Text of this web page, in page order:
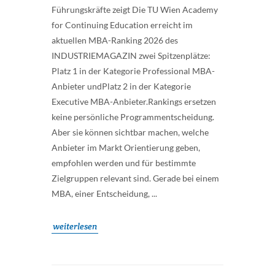
Führungskräfte zeigt Die TU Wien Academy
for Continuing Education erreicht im
aktuellen MBA-Ranking 2026 des
INDUSTRIEMAGAZIN zwei Spitzenplätze:
Platz 1 in der Kategorie Professional MBA-
Anbieter undPlatz 2 in der Kategorie
Executive MBA-Anbieter.Rankings ersetzen
keine persönliche Programmentscheidung.
Aber sie können sichtbar machen, welche
Anbieter im Markt Orientierung geben,
empfohlen werden und für bestimmte
Zielgruppen relevant sind. Gerade bei einem
MBA, einer Entscheidung, ...
weiterlesen